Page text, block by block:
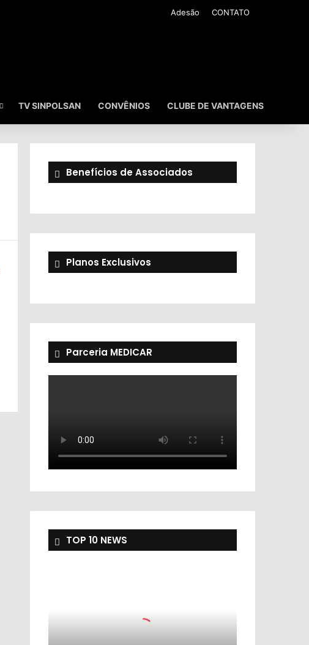
Adesão CONTATO
TV SINPOLSAN CONVÊNIOS CLUBE DE VANTAGENS
Benefícios de Associados
Planos Exclusivos
Parceria MEDICAR
TOP 10 NEWS